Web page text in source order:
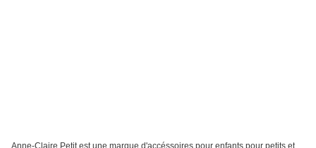
Anne-Claire Petit est une marque d'accéssoires pour enfants pour petits et